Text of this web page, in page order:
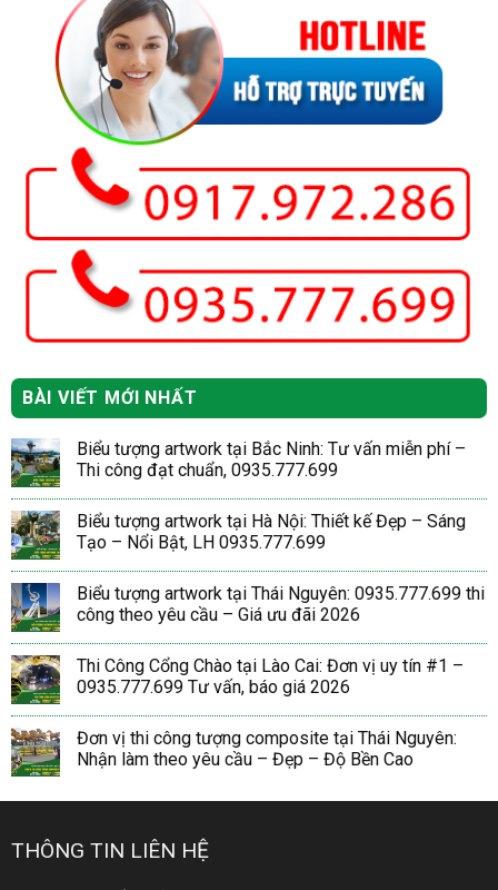
BÀI VIẾT MỚI NHẤT
Biểu tượng artwork tại Bắc Ninh: Tư vấn miễn phí –
Thi công đạt chuẩn, 0935.777.699
Biểu tượng artwork tại Hà Nội: Thiết kế Đẹp – Sáng
Tạo – Nổi Bật, LH 0935.777.699
Biểu tượng artwork tại Thái Nguyên: 0935.777.699 thi
công theo yêu cầu – Giá ưu đãi 2026
Thi Công Cổng Chào tại Lào Cai: Đơn vị uy tín #1 –
0935.777.699 Tư vấn, báo giá 2026
Đơn vị thi công tượng composite tại Thái Nguyên:
Nhận làm theo yêu cầu – Đẹp – Độ Bền Cao
THÔNG TIN LIÊN HỆ